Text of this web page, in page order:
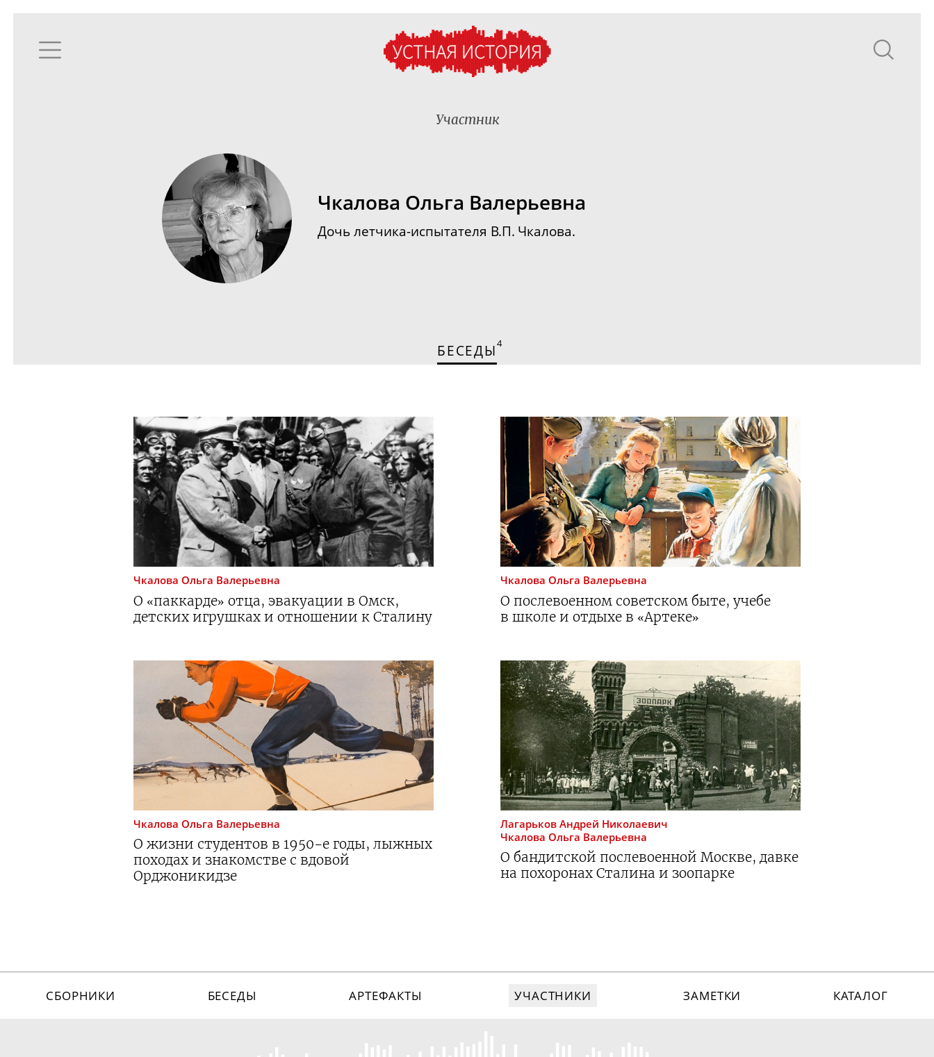
Участник
Чкалова Ольга Валерьевна
Дочьлетчика-испытателя В.П. Чкалова.
БЕСЕДЫ4
Чкалова Ольга Валерьевна
О «паккарде» отца, эвакуации в Омск,
детских игрушках и отношении к Сталину
Чкалова Ольга Валерьевна
О послевоенном советском быте, учебе
в школе и отдыхе в «Артеке»
Чкалова Ольга Валерьевна
О жизни студентов в 1950-е годы, лыжных
походах и знакомстве с вдовой
Орджоникидзе
ЛагарьковАндрей Николаевич
Чкалова Ольга Валерьевна
О бандитской послевоенной Москве, давке
на похоронах Сталина и зоопарке
СБОРНИКИ БЕСЕДЫ АРТЕФАКТЫ УЧАСТНИКИ ЗАМЕТКИ КАТАЛОГ